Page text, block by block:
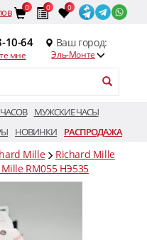
0 0 0
10-64
мне
Ваш город:
Эль-Монте
МУЖСКИЕ ЧАСЫ
НОВИНКИ РАСПРОДАЖА
Mille
Richard Mille
RM055 HЭ535